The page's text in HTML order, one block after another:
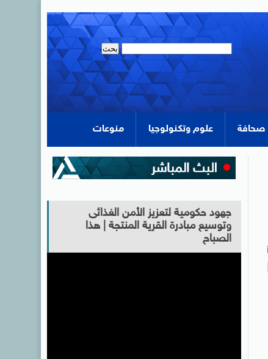
صحافة علوم وتكنولوجيا منوعات
جهود حكومية لتعزيز الأمن الغذائى
وتوسيع مبادرة القرية المنتجة | هذا
الصباح